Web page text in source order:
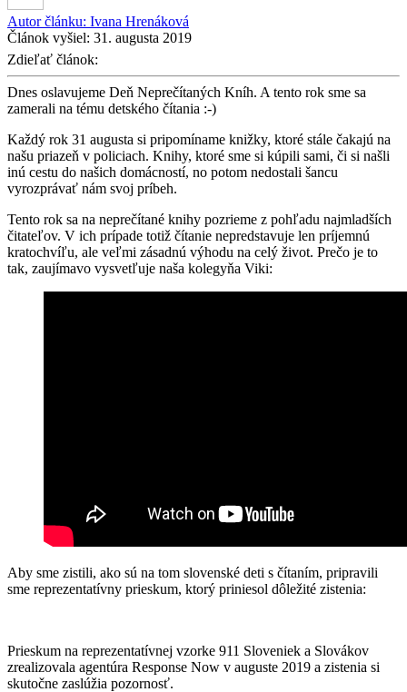
Autor článku: Ivana Hrenáková
Článok vyšiel: 31. augusta 2019
Zdieľať článok:
Dnes oslavujeme Deň Neprečítaných Kníh. A tento rok sme sa
zamerali na tému detského čítania :-)
Každý rok 31 augusta si pripomíname knižky, ktoré stále čakajú na
našu priazeň v policiach. Knihy, ktoré sme si kúpili sami, či si našli
inú cestu do našich domácností, no potom nedostali šancu
vyrozprávať nám svoj príbeh.
Tento rok sa na neprečítané knihy pozrieme z pohľadu najmladších
čitateľov. V ich prípade totiž čítanie nepredstavuje len príjemnú
kratochvíľu, ale veľmi zásadnú výhodu na celý život. Prečo je to
tak, zaujímavo vysvetľuje naša kolegyňa Viki:
Aby sme zistili, ako sú na tom slovenské deti s čítaním, pripravili
sme reprezentatívny prieskum, ktorý priniesol dôležité zistenia:
Prieskum na reprezentatívnej vzorke 911 Sloveniek a Slovákov
zrealizovala agentúra Response Now v auguste 2019 a zistenia si
skutočne zaslúžia pozornosť.